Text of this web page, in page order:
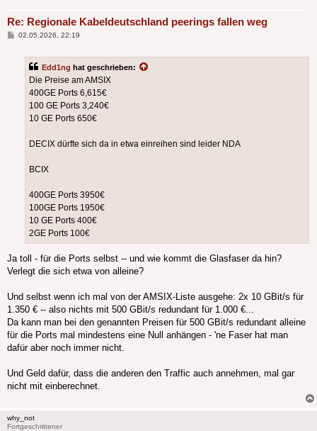
Re: Regionale Kabeldeutschland peerings fallen weg
Beitrag
02.05.2026, 22:19
Edd1ng hat geschrieben:
Die Preise am AMSIX
400GE Ports 6,615€
100 GE Ports 3,240€
10 GE Ports 650€
DECIX dürfte sich da in etwa einreihen sind leider NDA
BCIX
400GE Ports 3950€
100GE Ports 1950€
10 GE Ports 400€
2GE Ports 100€
Ja toll - für die Ports selbst -- und wie kommt die Glasfaser da hin?
Verlegt die sich etwa von alleine?
Und selbst wenn ich mal von der AMSIX-Liste ausgehe: 2x 10 GBit/s für
1.350 € -- also nichts mit 500 GBit/s redundant für 1.000 €...
Da kann man bei den genannten Preisen für 500 GBit/s redundant alleine
für die Ports mal mindestens eine Null anhängen - 'ne Faser hat man
dafür aber noch immer nicht.
Und Geld dafür, dass die anderen den Traffic auch annehmen, mal gar
nicht mit einberechnet.
why_not
Fortgeschrittener